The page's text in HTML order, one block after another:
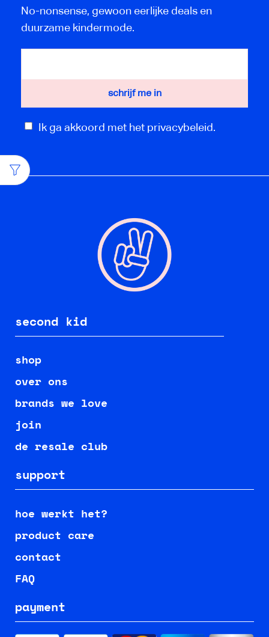
No-nonsense, gewoon eerlijke deals en
duurzame kindermode.
Ik ga akkoord met het privacybeleid.
second kid
shop
over ons
brands we love
join
de resale club
support
hoe werkt het?
product care
contact
FAQ
payment